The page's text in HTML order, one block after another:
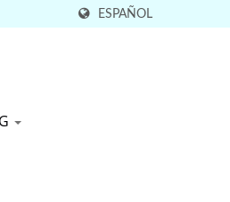
ESPAÑOL